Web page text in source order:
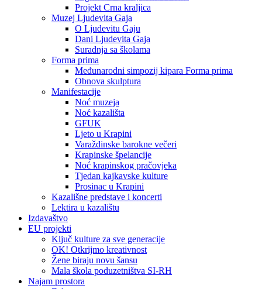
Projekt Crna kraljica
Muzej Ljudevita Gaja
O Ljudevitu Gaju
Dani Ljudevita Gaja
Suradnja sa školama
Forma prima
Međunarodni simpozij kipara Forma prima
Obnova skulptura
Manifestacije
Noć muzeja
Noć kazališta
GFUK
Ljeto u Krapini
Varaždinske barokne večeri
Krapinske špelancije
Noć krapinskog pračovjeka
Tjedan kajkavske kulture
Prosinac u Krapini
Kazališne predstave i koncerti
Lektira u kazalištu
Izdavaštvo
EU projekti
Ključ kulture za sve generacije
OK! Otkrijmo kreativnost
Žene biraju novu šansu
Mala škola poduzetništva SI-RH
Najam prostora